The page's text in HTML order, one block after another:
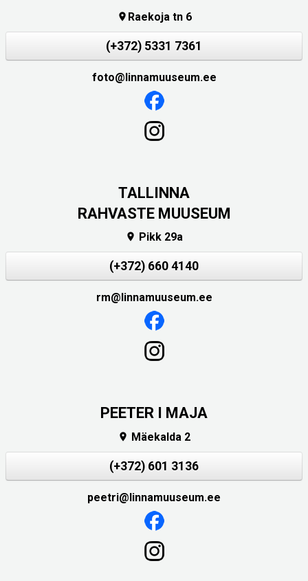
 Raekoja tn 6
(+372) 5331 7361
foto@linnamuuseum.ee
TALLINNA
RAHVASTE MUUSEUM
 Pikk 29a
(+372) 660 4140
rm@linnamuuseum.ee
PEETER I MAJA
 Mäekalda 2
(+372) 601 3136
peetri@linnamuuseum.ee